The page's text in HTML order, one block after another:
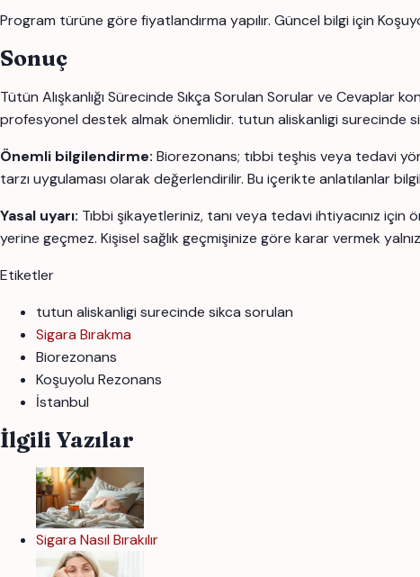
Program türüne göre fiyatlandırma yapılır. Güncel bilgi için
Sonuç
Tütün Alışkanlığı Sürecinde Sıkça Sorulan Sorular ve
profesyonel destek almak önemlidir. tutun aliskanligi surecinde
Önemli bilgilendirme: Biorezonans; tıbbi teşhis veya tedavi
tarzı uygulaması olarak değerlendirilir. Bu içerikte anlatılanlar
Yasal uyarı: Tıbbi şikayetleriniz, tanı veya tedavi ihtiyacınız
yerine geçmez. Kişisel sağlık geçmişinize göre karar vermek
Etiketler
tutun aliskanligi surecinde sikca sorulan
Sigara Bırakma
Biorezonans
Koşuyolu Rezonans
İstanbul
İlgili Yazılar
Sigara Nasıl Bırakılır